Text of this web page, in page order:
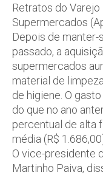
Retratos do
Supermercados
Depois de manter-
passado, a
supermercados
material de
de higiene. O
do que no ano
percentual de alta
média (R$
O vice-presidente
Martinho Paiva,